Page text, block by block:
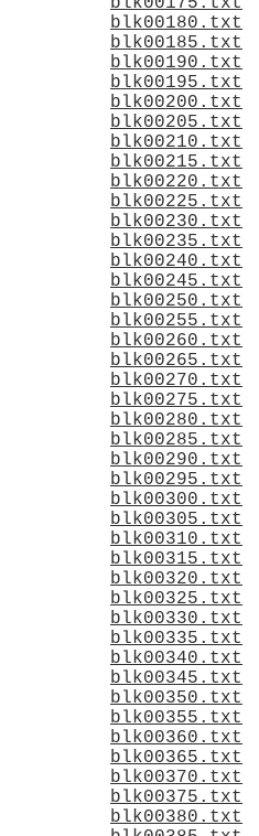
blk00180.txt
blk00185.txt
blk00190.txt
blk00195.txt
blk00200.txt
blk00205.txt
blk00210.txt
blk00215.txt
blk00220.txt
blk00225.txt
blk00230.txt
blk00235.txt
blk00240.txt
blk00245.txt
blk00250.txt
blk00255.txt
blk00260.txt
blk00265.txt
blk00270.txt
blk00275.txt
blk00280.txt
blk00285.txt
blk00290.txt
blk00295.txt
blk00300.txt
blk00305.txt
blk00310.txt
blk00315.txt
blk00320.txt
blk00325.txt
blk00330.txt
blk00335.txt
blk00340.txt
blk00345.txt
blk00350.txt
blk00355.txt
blk00360.txt
blk00365.txt
blk00370.txt
blk00375.txt
blk00380.txt